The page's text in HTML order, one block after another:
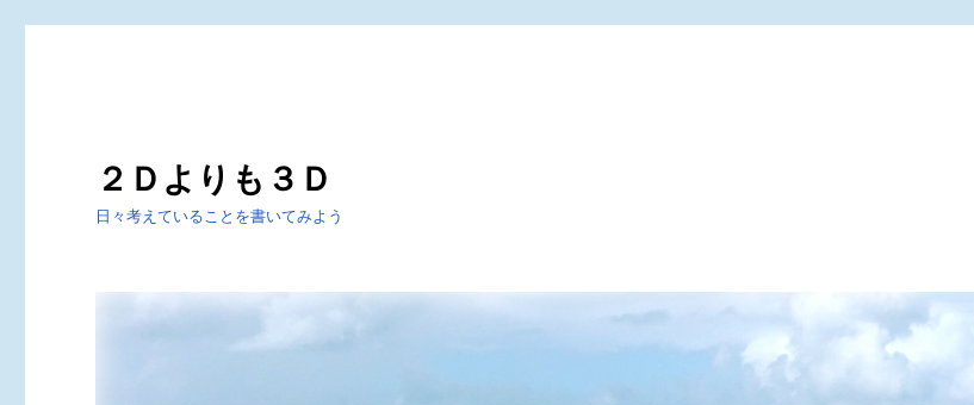
２Ｄよりも３Ｄ
日々考えていることを書いてみよう